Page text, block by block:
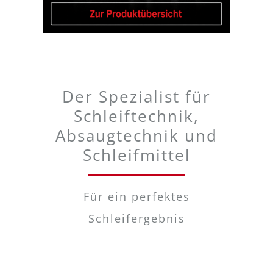
Der Spezialist für
Schleiftechnik,
Absaugtechnik und
Schleifmittel
Für ein perfektes
Schleifergebnis